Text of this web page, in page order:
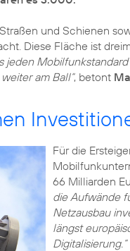
Straßen und Schienen
Diese Fläche ist
jeden
am Ball“, betont
Für die
66 Milliarden
die Aufwände
Netzausbau
längst
Digitalisierung.“